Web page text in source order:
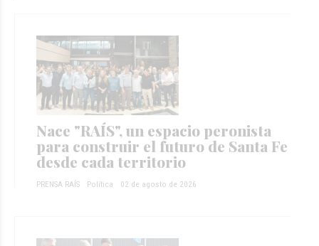
Nace "RAÍS", un espacio peronista
para construir el futuro de Santa Fe
desde cada territorio
PRENSA RAÍS Política 02 de agosto de 2026